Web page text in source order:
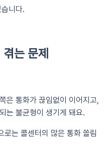
니다.
는 문제
은 통화가 끊임없이 이어지고,
는 불균형이 생기게 돼요.
로는 콜센터의 많은 통화 쏠림